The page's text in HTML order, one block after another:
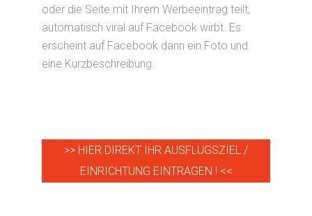
oder die Seite mit Ihrem Werbeeintrag teilt,
automatisch viral auf Facebook wirbt. Es
erscheint auf Facebook dann ein Foto und
eine Kurzbeschreibung.
>> HIER DIREKT IHR AUSFLUGSZIEL /
EINRICHTUNG EINTRAGEN ! <<